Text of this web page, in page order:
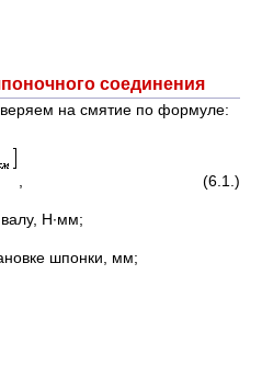
соединения
на смятие по формуле:
, (6.1.)
Н∙мм;
шпонки, мм;